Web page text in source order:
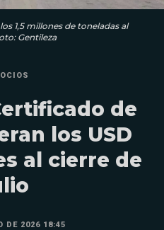
1,5 millones de toneladas al
Gentileza
de
los USD
al cierre de
DE 2026 18:45